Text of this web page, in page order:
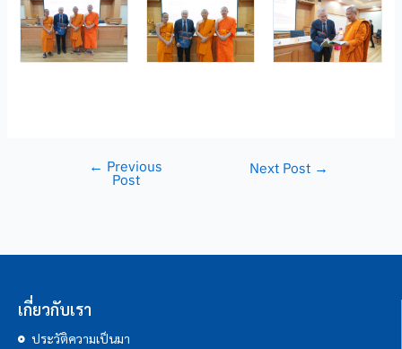
← Previous
Post
Next Post →
เกี่ยวกับเรา
ประวัติความเป็นมา